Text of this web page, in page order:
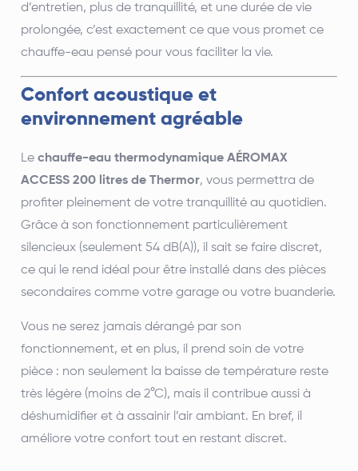
d’entretien, plus de tranquillité, et une durée de vie
prolongée, c’est exactement ce que vous promet ce
chauffe-eau pensé pour vous faciliter la vie.
Confort acoustique et
environnement agréable
Lechauffe-eau thermodynamique AÉROMAX
ACCESS 200 litres de Thermor, vous permettra de
profiter pleinement de votre tranquillité au quotidien.
Grâce à son fonctionnement particulièrement
silencieux (seulement 54 dB(A)), il sait se faire discret,
ce qui le rend idéal pour être installé dans des pièces
secondaires comme votre garage ou votre buanderie.
Vous ne serez jamais dérangé par son
fonctionnement, et en plus, il prend soin de votre
pièce : non seulement la baisse de température reste
très légère (moins de 2°C), mais il contribue aussi à
déshumidifier et à assainir l’air ambiant. En bref, il
améliore votre confort tout en restant discret.